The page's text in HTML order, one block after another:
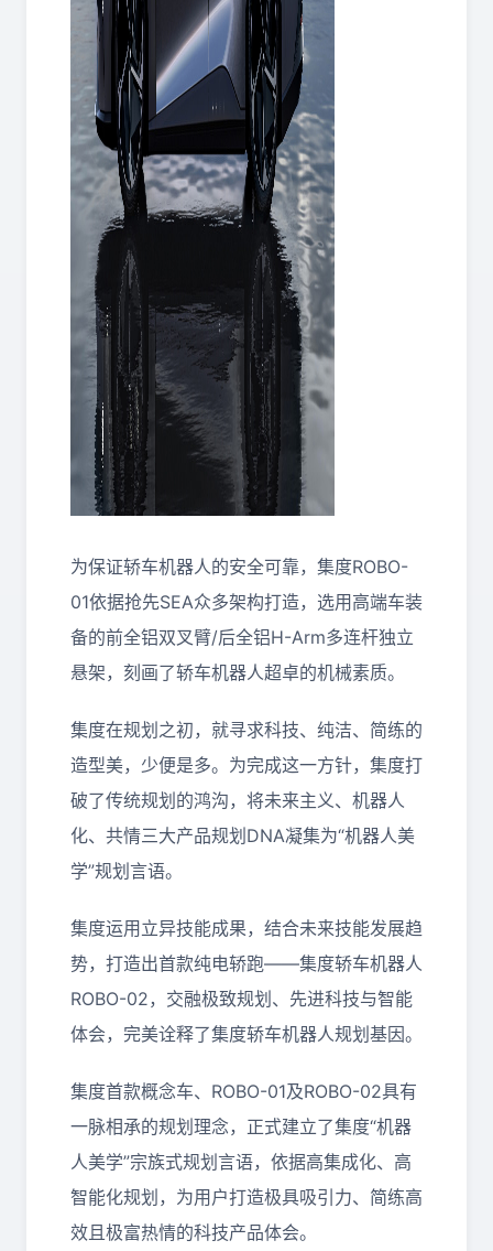
为保证轿车机器人的安全可靠，集度ROBO-
01依据抢先SEA众多架构打造，选用高端车装
备的前全铝双叉臂/后全铝H-Arm多连杆独立
悬架，刻画了轿车机器人超卓的机械素质。
集度在规划之初，就寻求科技、纯洁、简练的
造型美，少便是多。为完成这一方针，集度打
破了传统规划的鸿沟，将未来主义、机器人
化、共情三大产品规划DNA凝集为“机器人美
学”规划言语。
集度运用立异技能成果，结合未来技能发展趋
势，打造出首款纯电轿跑——集度轿车机器人
ROBO-02，交融极致规划、先进科技与智能
体会，完美诠释了集度轿车机器人规划基因。
集度首款概念车、ROBO-01及ROBO-02具有
一脉相承的规划理念，正式建立了集度“机器
人美学”宗族式规划言语，依据高集成化、高
智能化规划，为用户打造极具吸引力、简练高
效且极富热情的科技产品体会。